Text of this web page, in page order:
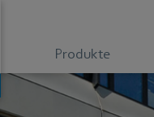
Produkte